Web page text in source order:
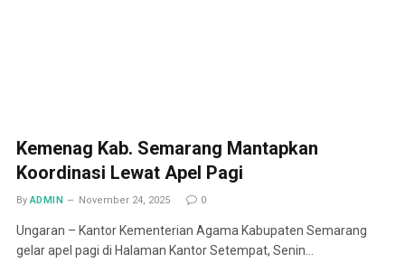
Kemenag Kab. Semarang Mantapkan
Koordinasi Lewat Apel Pagi
By ADMIN November 24, 2025 0
Ungaran – Kantor Kementerian Agama Kabupaten Semarang
gelar apel pagi di Halaman Kantor Setempat, Senin…